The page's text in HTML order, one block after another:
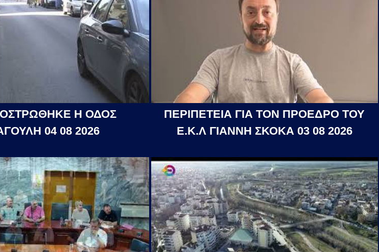
Η ΟΔΟΣ
04 08 2026
ΠΕΡΙΠΕΤΕΙΑ ΓΙΑ ΤΟΝ ΠΡΟΕΔΡΟ ΤΟΥ
Ε.Κ.Λ ΓΙΑΝΝΗ ΣΚΟΚΑ 03 08 2026